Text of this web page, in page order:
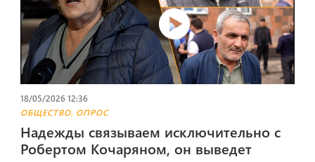
18/05/2026 12:36
ОБЩЕСТВО, ОПРОС
Надежды связываем исключительно с
Робертом Кочаряном, он выведет